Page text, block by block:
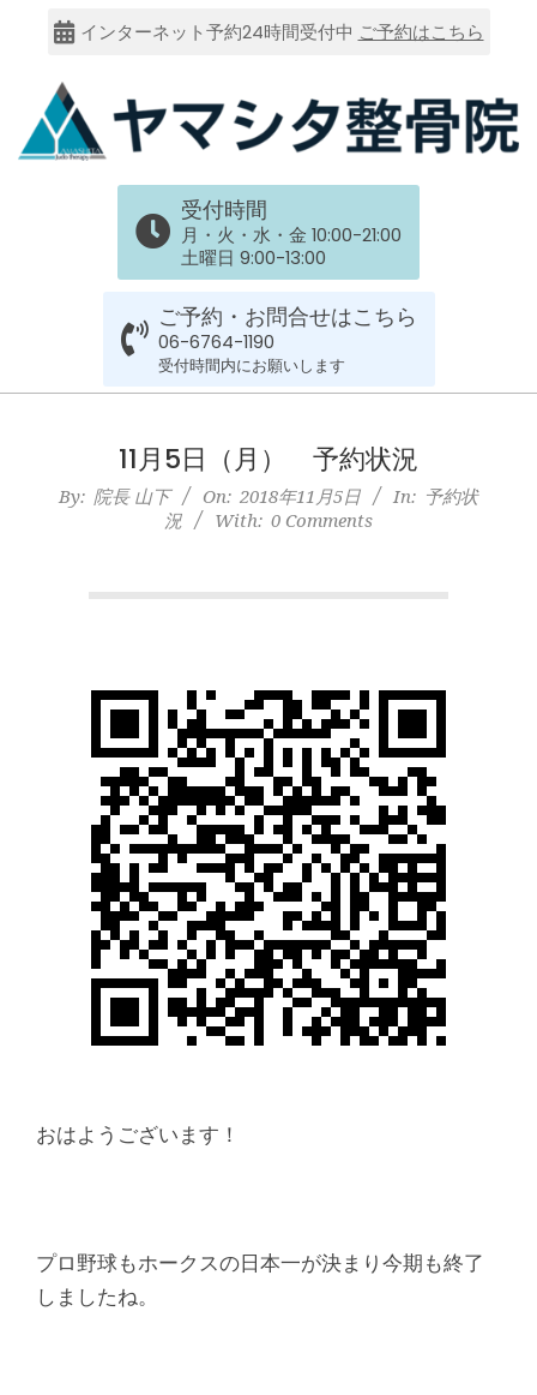
content
インターネット予約24時間受付中 ご予約はこちら
大
谷
上
痛
整
体
受付時間
月・火・水・金 10:00-21:00
土曜日 9:00-13:00
ご予約・お問合せはこちら
06-6764-1190
受付時間内にお願いします
11月5日（月） 予約状況
By: 院長 山下 On: 2018年11月5日 In: 予約状
況
With: 0 Comments
おはようございます！
プロ野球もホークスの日本一が決まり今期も終了
しましたね。